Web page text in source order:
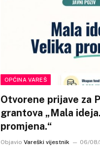
OPĆINA VAREŠ
Otvorene prijave za
grantova „Mala
promjena.“
Objavio Vareški vijestnik 06/